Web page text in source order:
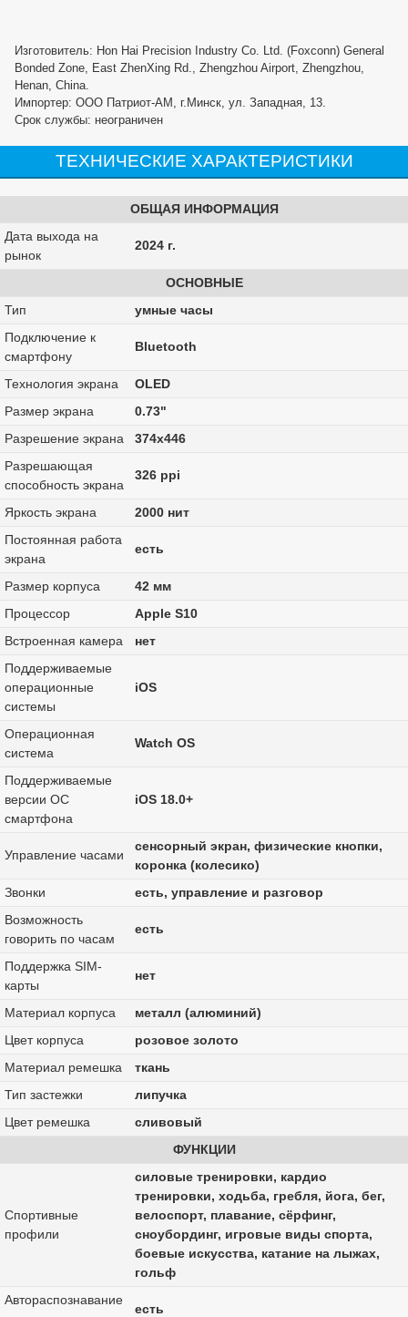
Изготовитель: Hon Hai Precision Industry Co. Ltd. (Foxconn) General
Bonded Zone, East ZhenXing Rd., Zhengzhou Airport, Zhengzhou,
Henan, China.
Импортер: ООО Патриот-АМ, г.Минск, ул. Западная, 13.
Срок службы: неограничен
ТЕХНИЧЕСКИЕ ХАРАКТЕРИСТИКИ
ОБЩАЯ ИНФОРМАЦИЯ
Дата выхода на
рынок
2024 г.
ОСНОВНЫЕ
Тип
умные часы
Подключение к
смартфону
Bluetooth
Технология экрана
OLED
Размер экрана
0.73"
Разрешение экрана
374х446
Разрешающая
способность экрана
326 ppi
Яркость экрана
2000 нит
Постоянная работа
экрана
есть
Размер корпуса
42 мм
Процессор
Apple S10
Встроенная камера
нет
Поддерживаемые
операционные
системы
iOS
Операционная
система
Watch OS
Поддерживаемые
версии ОС
смартфона
iOS 18.0+
Управление часами
сенсорный экран, физические кнопки,
коронка (колесико)
Звонки
есть, управление и разговор
Возможность
говорить по часам
есть
Поддержка SIM-
карты
нет
Материал корпуса
металл (алюминий)
Цвет корпуса
розовое золото
Материал ремешка
ткань
Тип застежки
липучка
Цвет ремешка
сливовый
ФУНКЦИИ
Спортивные
профили
силовые тренировки, кардио
тренировки, ходьба, гребля, йога, бег,
велоспорт, плавание, сёрфинг,
сноубординг, игровые виды спорта,
боевые искусства, катание на лыжах,
гольф
Автораспознавание
есть